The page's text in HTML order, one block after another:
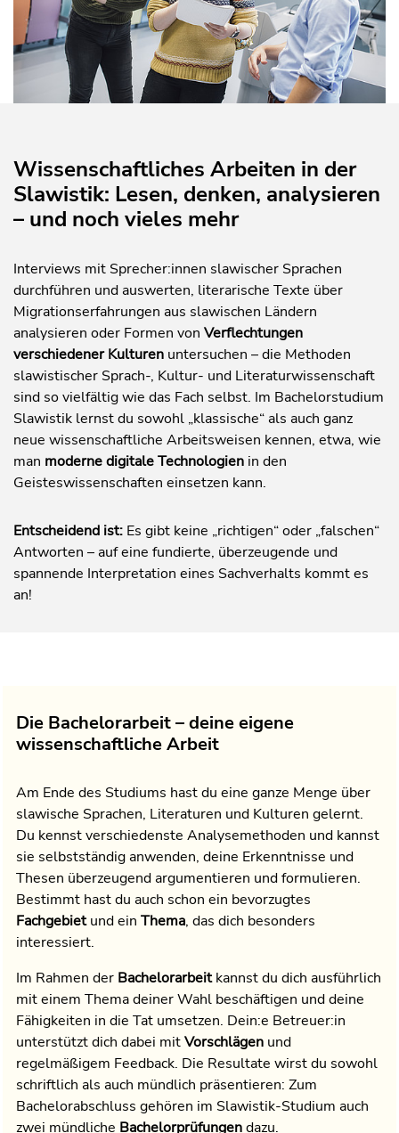
Wissenschaftliches Arbeiten in der
Slawistik: Lesen, denken, analysieren
– und noch vieles mehr
Interviews mit Sprecher:innen slawischer Sprachen
durchführen und auswerten, literarische Texte über
Migrationserfahrungen aus slawischen Ländern
analysieren oder Formen von Verflechtungen
verschiedener Kulturen untersuchen – die Methoden
slawistischer Sprach-, Kultur- und Literaturwissenschaft
sind so vielfältig wie das Fach selbst. Im Bachelorstudium
Slawistik lernst du sowohl „klassische“ als auch ganz
neue wissenschaftliche Arbeitsweisen kennen, etwa, wie
man moderne digitale Technologien in den
Geisteswissenschaften einsetzen kann.
Entscheidend ist: Es gibt keine „richtigen“ oder „falschen“
Antworten – auf eine fundierte, überzeugende und
spannende Interpretation eines Sachverhalts kommt es
an!
Die Bachelorarbeit – deine eigene
wissenschaftliche Arbeit
Am Ende des Studiums hast du eine ganze Menge über
slawische Sprachen, Literaturen und Kulturen gelernt.
Du kennst verschiedenste Analysemethoden und kannst
sie selbstständig anwenden, deine Erkenntnisse und
Thesen überzeugend argumentieren und formulieren.
Bestimmt hast du auch schon ein bevorzugtes
Fachgebietund ein Thema, das dich besonders
interessiert.
Im Rahmen der Bachelorarbeitkannst du dich ausführlich
mit einem Thema deiner Wahl beschäftigen und deine
Fähigkeiten in die Tat umsetzen. Dein:e Betreuer:in
unterstützt dich dabei mitVorschlägen und
regelmäßigem Feedback. Die Resultate wirst du sowohl
schriftlich als auch mündlich präsentieren: Zum
Bachelorabschluss gehören im Slawistik-Studium auch
zwei mündliche Bachelorprüfungendazu.